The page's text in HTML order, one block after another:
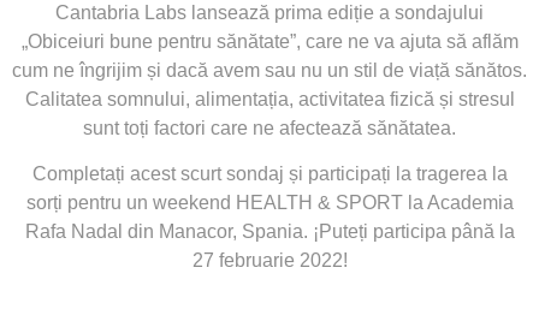
Cantabria Labs lansează prima ediție a sondajului
„Obiceiuri bune pentru sănătate”, care ne va ajuta să aflăm
cum ne îngrijim și dacă avem sau nu un stil de viață sănătos.
Calitatea somnului, alimentația, activitatea fizică și stresul
sunt toți factori care ne afectează sănătatea.
Completați acest scurt sondaj și participați la tragerea la
sorți pentru un weekend HEALTH & SPORT la Academia
Rafa Nadal din Manacor, Spania. ¡Puteți participa până la
27 februarie 2022!